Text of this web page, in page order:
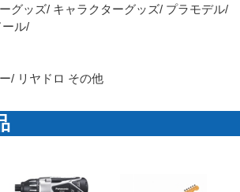
グッズ/ キャラクターグッズ/ プラモデル/
ール/
/ リヤドロ その他